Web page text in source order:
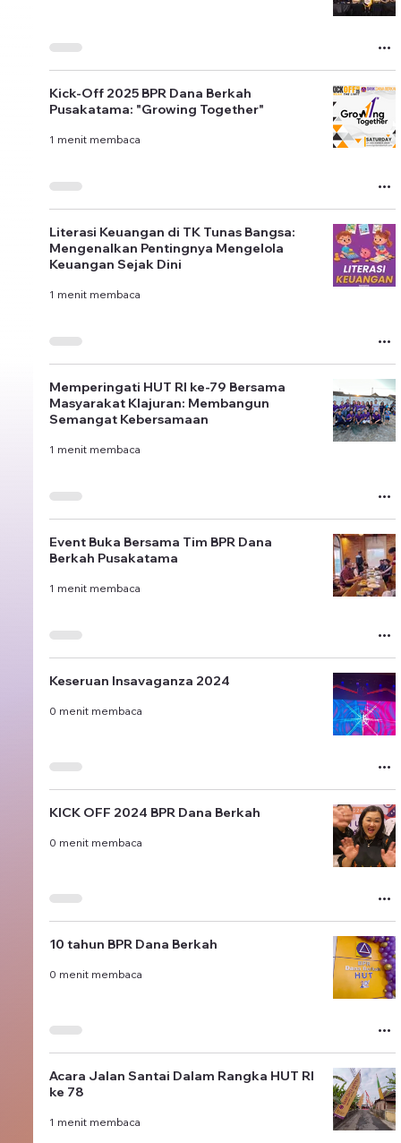
Kick-Off 2025 BPR Dana Berkah
Pusakatama: "Growing Together"
1 menit membaca
Literasi Keuangan di TK Tunas Bangsa:
Mengenalkan Pentingnya Mengelola
Keuangan Sejak Dini
1 menit membaca
Memperingati HUT RI ke-79 Bersama
Masyarakat Klajuran: Membangun
Semangat Kebersamaan
1 menit membaca
Event Buka Bersama Tim BPR Dana
Berkah Pusakatama
1 menit membaca
Keseruan Insavaganza 2024
0 menit membaca
KICK OFF 2024 BPR Dana Berkah
0 menit membaca
10 tahun BPR Dana Berkah
0 menit membaca
Acara Jalan Santai Dalam Rangka HUT RI
ke 78
1 menit membaca